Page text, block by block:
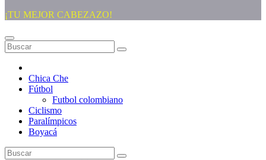
¡TU MEJOR CABEZAZO!
Chica Che
Fútbol
Futbol colombiano
Ciclismo
Paralímpicos
Boyacá